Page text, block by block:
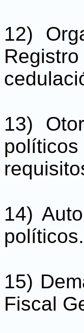
12)
13)
14)
políticos.
15)
Fiscal